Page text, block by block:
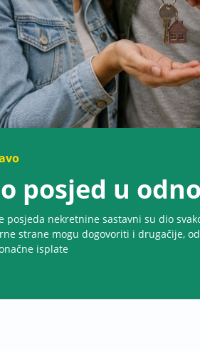
posjed u
posjeda nekretnine sastavni su dio
strane mogu dogovoriti i drugačije,
isplate